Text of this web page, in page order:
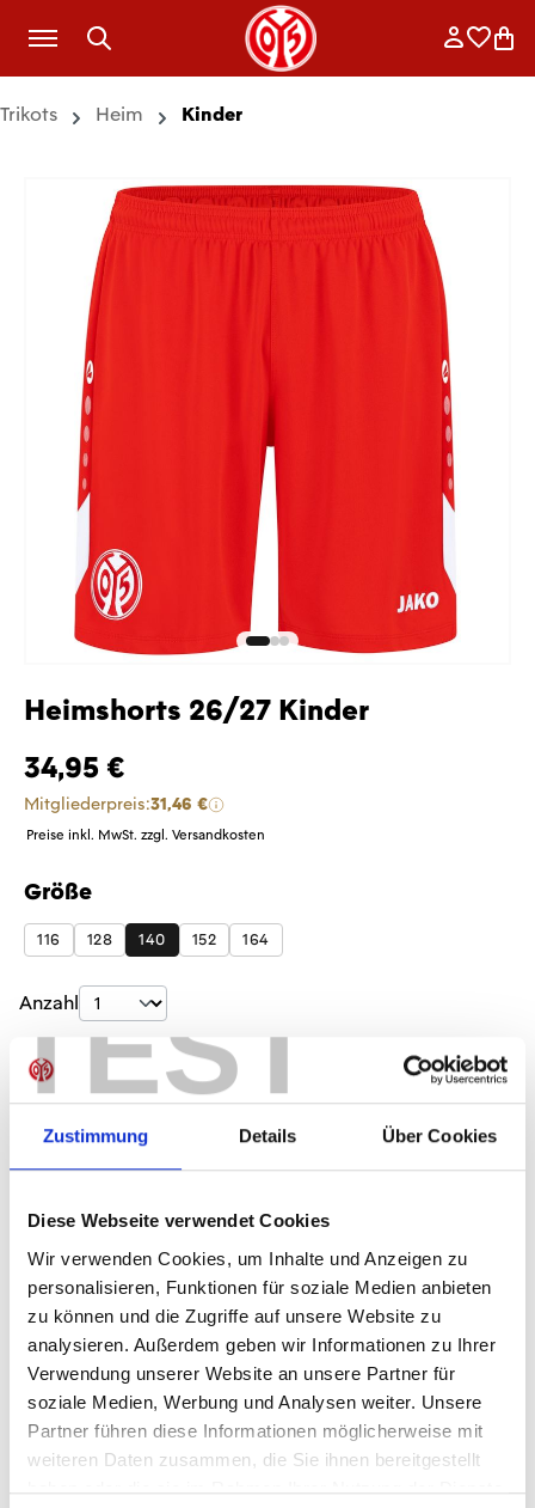
TEST
Zustimmung Details Über Cookies
Diese Webseite verwendet Cookies
Wir verwenden Cookies, um Inhalte und Anzeigen zu
personalisieren, Funktionen für soziale Medien anbieten
zu können und die Zugriffe auf unsere Website zu
analysieren. Außerdem geben wir Informationen zu Ihrer
Verwendung unserer Website an unsere Partner für
soziale Medien, Werbung und Analysen weiter. Unsere
Partner führen diese Informationen möglicherweise mit
weiteren Daten zusammen, die Sie ihnen bereitgestellt
haben oder die sie im Rahmen Ihrer Nutzung der Dienste
Zum Hauptinhalt springen
Trikots Heim Kinder
Heimshorts 26/27 Kinder
34,95 €
Mitgliederpreis:31,46 €
Preise inkl. MwSt. zzgl. Versandkosten
Größe
auswählen
116 128 140 152 164
Produkt Anzahl: Gib den gewünschten
Anzahl
Sofort verfügbar, Lieferzeit: 5-7 Tage
Produktdetails
ÄHNLICHE PRODUKTE